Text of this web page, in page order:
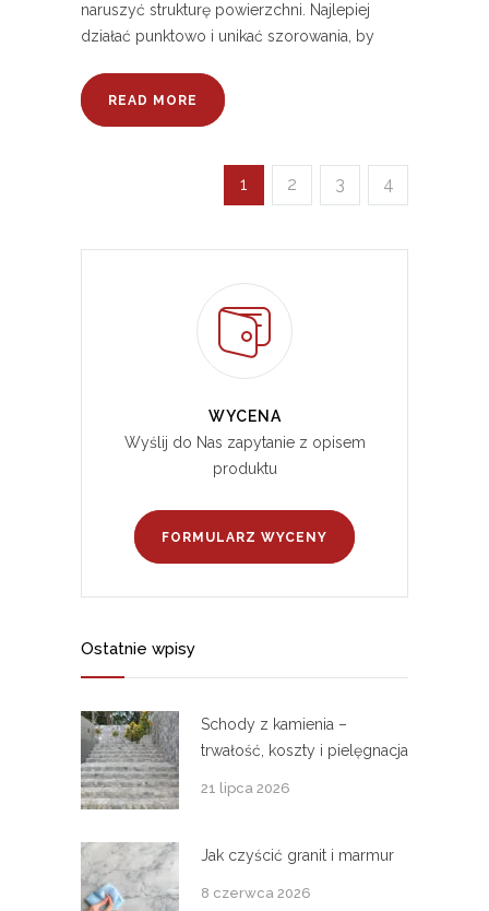
naruszyć strukturę powierzchni. Najlepiej
działać punktowo i unikać szorowania, by
READ MORE
1 2 3 4
WYCENA
Wyślij do Nas zapytanie z opisem
produktu
FORMULARZ WYCENY
Ostatnie wpisy
Schody z kamienia –
trwałość, koszty i pielęgnacja
21 lipca 2026
Jak czyścić granit i marmur
8 czerwca 2026